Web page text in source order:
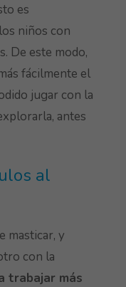
es
niños con
De este modo,
fácilmente el
jugar con la
antes
al
masticar, y
con la
trabajar más